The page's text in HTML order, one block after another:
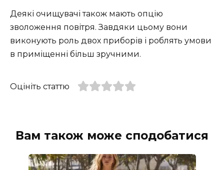
Деякі очищувачі також мають опцію
зволоження повітря. Завдяки цьому вони
виконують роль двох приборів і роблять умови
в приміщенні більш зручними.
Оцініть статтю
Вам також може сподобатися